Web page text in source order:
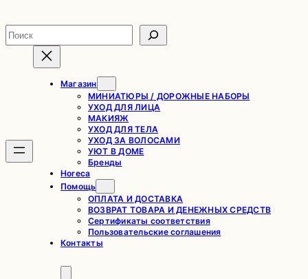
содержимому
Поиск
Магазин
МИНИАТЮРЫ / ДОРОЖНЫЕ НАБОРЫ
УХОД ДЛЯ ЛИЦА
МАКИЯЖ
УХОД ДЛЯ ТЕЛА
УХОД ЗА ВОЛОСАМИ
УЮТ В ДОМЕ
Бренды
Horeca
Помощь
ОПЛАТА И ДОСТАВКА
ВОЗВРАТ ТОВАРА И ДЕНЕЖНЫХ СРЕДСТВ
Сертификаты соответствия
Пользовательские соглашения
Контакты